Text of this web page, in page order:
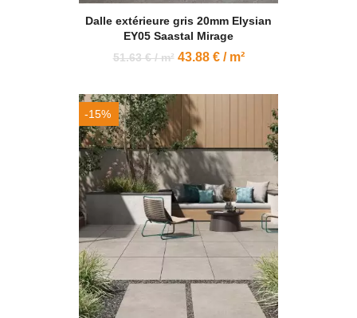
Dalle extérieure gris 20mm Elysian
EY05 Saastal Mirage
51.63 € / m² 43.88 € / m²
-15%